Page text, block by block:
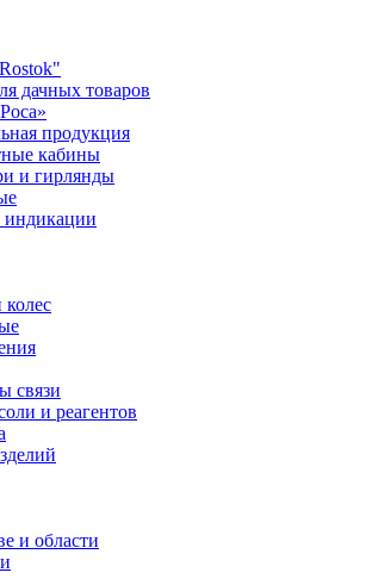
дачных товаров
продукция
кабины
и гирлянды
индикации
связи
и реагентов
и области